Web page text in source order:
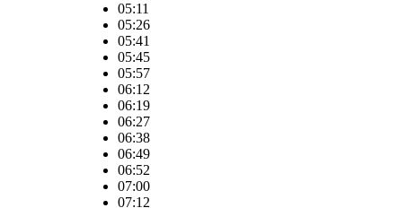
05:11
05:26
05:41
05:45
05:57
06:12
06:19
06:27
06:38
06:49
06:52
07:00
07:12